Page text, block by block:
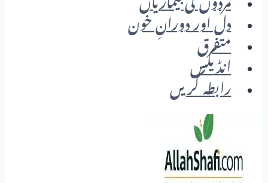
مردوں کی بیماریاں
دل اور دورانِ خون
متفرق
انڈیکس
رابطہ کریں